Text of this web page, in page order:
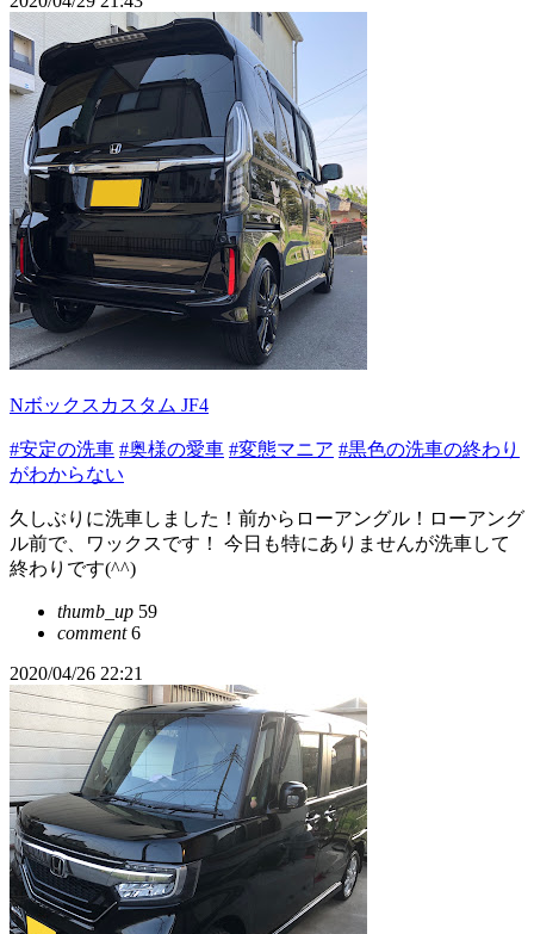
Nボックスカスタム JF4
#安定の洗車 #奥様の愛車 #変態マニア #黒色の洗車の終わり
がわからない
久しぶりに洗車しました！前からローアングル！ローアング
ル前で、ワックスです！ 今日も特にありませんが洗車して
終わりです(^^)
thumb_up 59
comment6
2020/04/26 22:21